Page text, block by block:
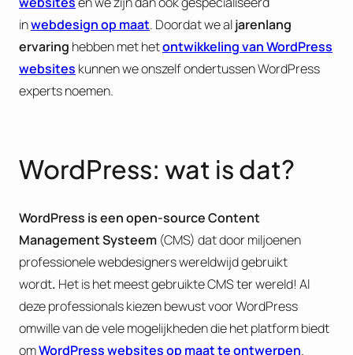
inwebdesign op maat. Doordat we aljarenlang
ervaring hebben met hetontwikkeling van WordPress
websites kunnen we onszelf ondertussen WordPress
experts noemen.
WordPress: wat is dat?
WordPress is een open-source Content
Management Systeem (CMS) dat door miljoenen
professionele webdesigners wereldwijd gebruikt
wordt. Het is het meest gebruikte CMS ter wereld! Al
deze professionals kiezen bewust voor WordPress
omwille van de vele mogelijkheden die het platform biedt
omWordPress websites op maat te ontwerpen.